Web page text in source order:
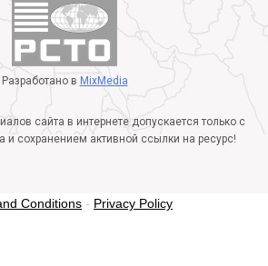
Разработано в MixMedia
сайта в интернете допускается только с
и сохранением активной ссылки на ресурс!
Conditions - Privacy Policy